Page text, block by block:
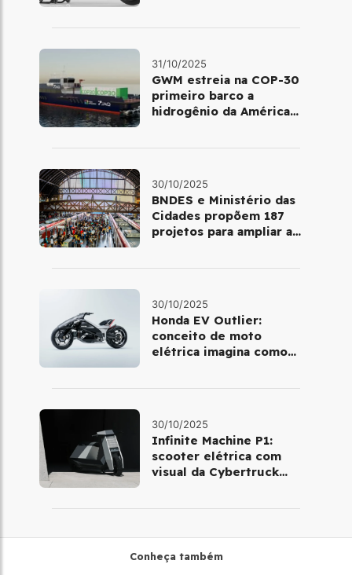
31/10/2025
GWM estreia na COP-30
primeiro barco a
hidrogênio da América
30/10/2025
BNDES e Ministério das
Cidades propõem 187
projetos para ampliar a
30/10/2025
Honda EV Outlier:
conceito de moto
elétrica imagina como
30/10/2025
Infinite Machine P1:
scooter elétrica com
visual da Cybertruck
Conheça também